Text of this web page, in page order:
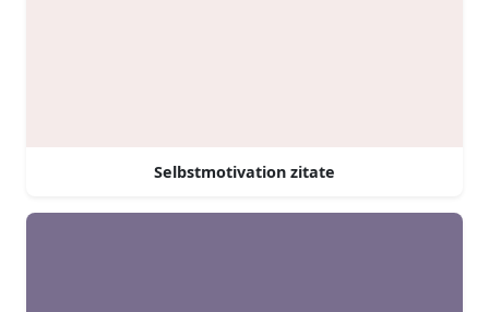
Selbstmotivation zitate